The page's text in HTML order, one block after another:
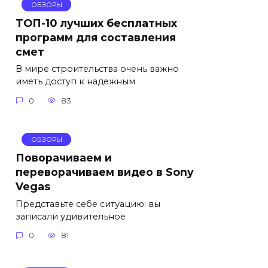
ОБЗОРЫ
ТОП-10 лучших бесплатных
программ для составления
смет
В мире строительства очень важно
иметь доступ к надежным
0 83
ОБЗОРЫ
Поворачиваем и
переворачиваем видео в Sony
Vegas
Представьте себе ситуацию: вы
записали удивительное
0 81